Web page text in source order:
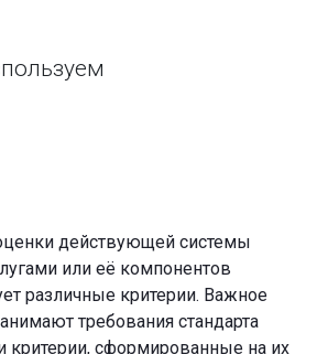
действующей системы
или её компонентов
различные критерии. Важное
требования стандарта
критерии, сформированные на их